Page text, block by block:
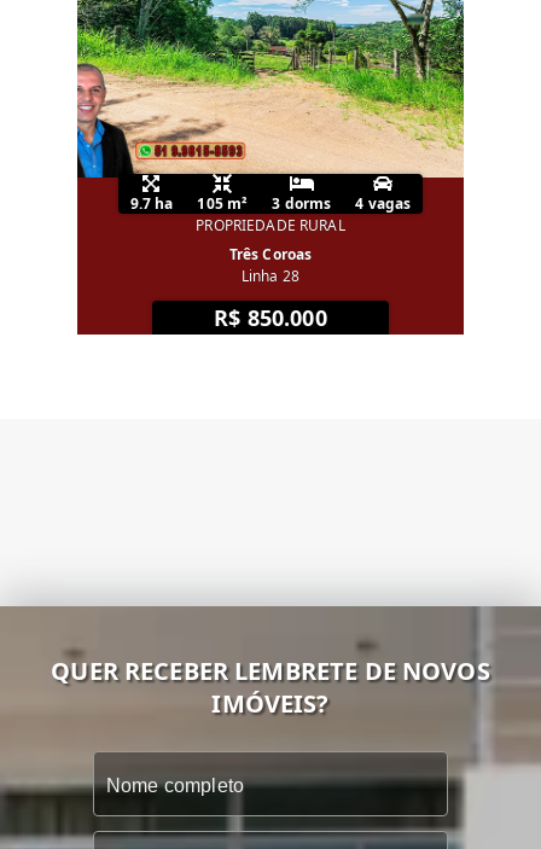
9.7 ha 105 m² 3 dorms
4 vagas
PROPRIEDADE RURAL
Três Coroas
Linha 28
R$ 850.000
QUER RECEBER LEMBRETE DE NOVOS
IMÓVEIS?